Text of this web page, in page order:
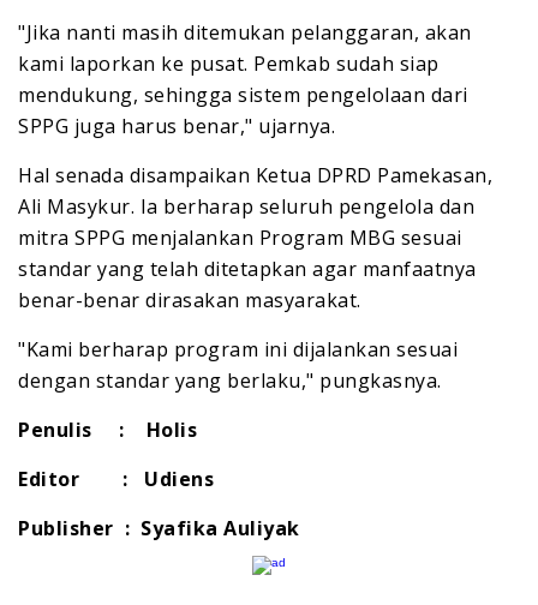
"Jika nanti masih ditemukan pelanggaran, akan
kami laporkan ke pusat. Pemkab sudah siap
mendukung, sehingga sistem pengelolaan dari
SPPG juga harus benar," ujarnya.
Hal senada disampaikan Ketua DPRD Pamekasan,
Ali Masykur. Ia berharap seluruh pengelola dan
mitra SPPG menjalankan Program MBG sesuai
standar yang telah ditetapkan agar manfaatnya
benar-benar dirasakan masyarakat.
"Kami berharap program ini dijalankan sesuai
dengan standar yang berlaku," pungkasnya.
Penulis : Holis
Editor : Udiens
Publisher : Syafika Auliyak